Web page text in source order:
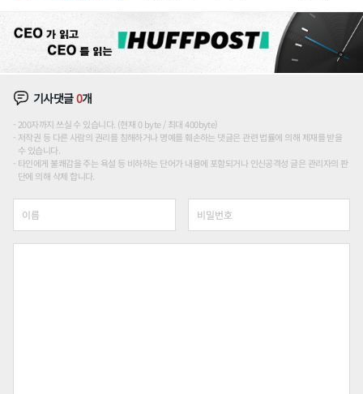
기사댓글0개
200자까지 쓰실 수 있습니다. (현재 0 byte / 최대 400byte)
저작권 등 다른 사람의 권리를 침해하거나 명예를 훼손하는 댓글은 관련 법률에 의해 제재를 받을
수 있습니다.
타인에게 불쾌감을 주는 욕설 등 비하하는 단어가 내용에 포함되거나 인신공격성 글은 관리자의 판
단에 의해 삭제 합니다.